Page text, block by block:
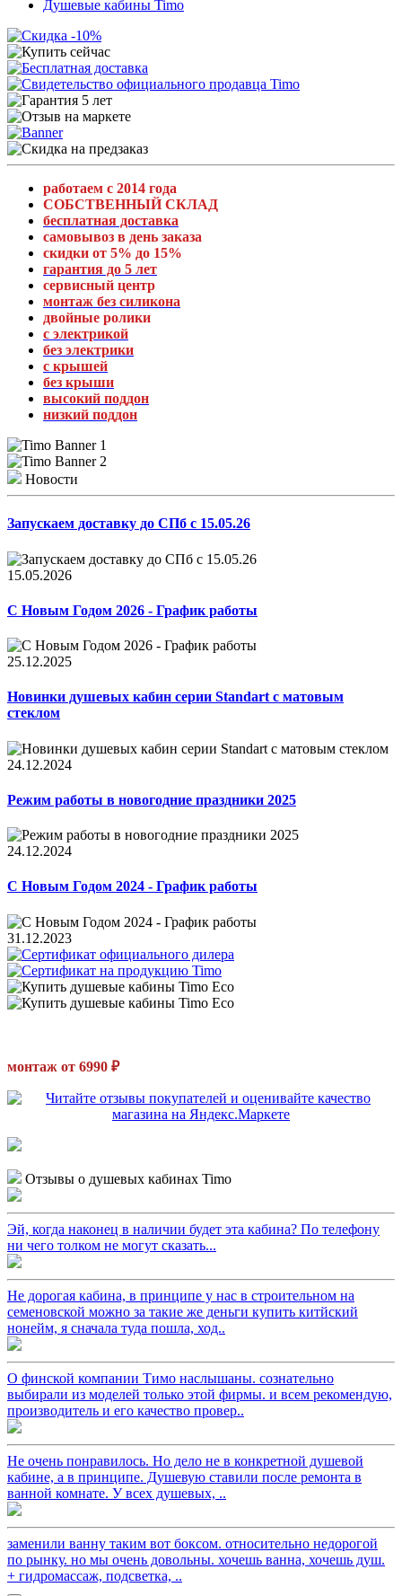
Душевые кабины Timo
работаем с 2014 года
СОБСТВЕННЫЙ СКЛАД
бесплатная доставка
самовывоз в день заказа
скидки от 5% до 15%
гарантия до 5 лет
сервисный центр
монтаж без силикона
двойные ролики
с электрикой
без электрики
с крышей
без крыши
высокий поддон
низкий поддон
Новости
Запускаем доставку до СПб с 15.05.26
15.05.2026
С Новым Годом 2026 - График работы
25.12.2025
Новинки душевых кабин серии Standart с матовым
стеклом
24.12.2024
Режим работы в новогодние праздники 2025
24.12.2024
С Новым Годом 2024 - График работы
31.12.2023
монтаж от 6990 ₽
Отзывы о душевых кабинах Timo
Эй, когда наконец в наличии будет эта кабина? По телефону
ни чего толком не могут сказать...
Не дорогая кабина, в принципе у нас в строительном на
семеновской можно за такие же деньги купить китйский
нонейм, я сначала туда пошла, ход..
О финской компании Тимо наслышаны. сознательно
выбирали из моделей только этой фирмы. и всем рекомендую,
производитель и его качество провер..
Не очень понравилось. Но дело не в конкретной душевой
кабине, а в принципе. Душевую ставили после ремонта в
ванной комнате. У всех душевых, ..
заменили ванну таким вот боксом. относительно недорогой
по рынку. но мы очень довольны. хочешь ванна, хочешь душ.
+ гидромассаж, подсветка, ..